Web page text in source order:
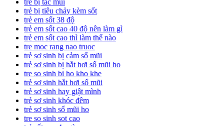
trẻ bị tắc mũi
trẻ bị tiêu chảy kèm sốt
trẻ em sốt 38 độ
trẻ em sốt cao 40 độ nên làm gì
trẻ em sốt cao thì làm thế nào
tre moc rang nao truoc
trẻ sơ sinh bị cảm sổ mũi
trẻ sơ sinh bị hắt hơi sổ mũi ho
tre so sinh bi ho kho khe
trẻ sơ sinh hắt hơi sổ mũi
trẻ sơ sinh hay giật mình
trẻ sơ sinh khóc đêm
trẻ sơ sinh sổ mũi ho
tre so sinh sot cao